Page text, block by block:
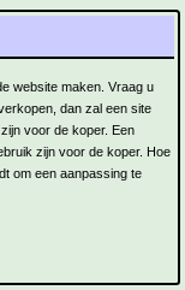
website maken. Vraag u
dan zal een site
voor de koper. Een
zijn voor de koper. Hoe
om een aanpassing te